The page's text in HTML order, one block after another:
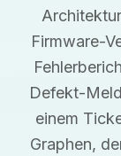
Firmware-
Defekt-
einem
Graphen,